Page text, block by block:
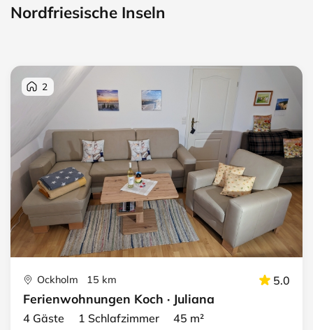
Nordfriesische Inseln
2
Ockholm 15 km 5.0
Ferienwohnungen Koch · Juliana
4 Gäste 1 Schlafzimmer 45 m²